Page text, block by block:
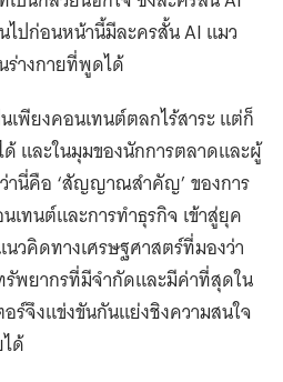
ไปก่อนหน้านี้มีละครสั้น AI แมว
ร่างกายที่พูดได้
เพียงคอนเทนต์ตลกไร้สาระ แต่ก็
และในมุมของนักการตลาดและผู้
านี่คือ ‘สัญญาณสำคัญ’ ของการ
ทนต์และการทำธุรกิจ เข้าสู่ยุค
วคิดทางเศรษฐศาสตร์ที่มองว่า
รัพยากรที่มีจำกัดและมีค่าที่สุดใน
ร์จึงแข่งขันกันแย่งชิงความสนใจ
ด้